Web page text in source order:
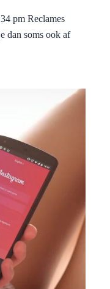
pm Reclames
dan soms ook af